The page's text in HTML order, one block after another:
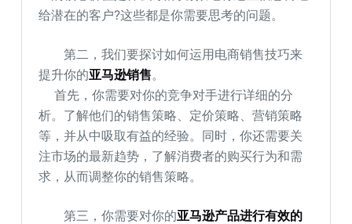
给潜在的客户?这些都是你需要思考的问题。
第二，我们要探讨如何运用电商销售技巧来
提升你的亚马逊销售。
首先，你需要对你的竞争对手进行详细的分
析。了解他们的销售策略、定价策略、营销策略
等，并从中吸取有益的经验。同时，你还需要关
注市场的最新趋势，了解消费者的购买行为和需
求，从而调整你的销售策略。
第三，你需要对你的亚马逊产品进行有效的